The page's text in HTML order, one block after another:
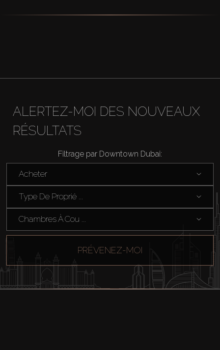
ALERTEZ-MOI DES NOUVEAUX
RÉSULTATS
Filtrage par Downtown Dubai:
Acheter
Type De Proprié ...
Chambres À Cou ...
PRÉVENEZ-MOI